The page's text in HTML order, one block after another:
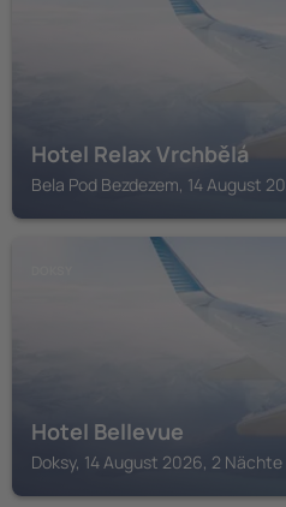
Hotel Relax Vrchbělá
Bela Pod Bezdezem, 14 August
Hotel Bellevue
Doksy, 14 August 2026, 2 Nächte